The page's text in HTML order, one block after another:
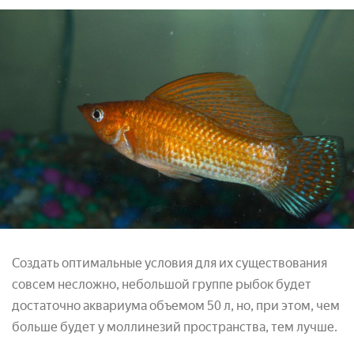
Создать оптимальные условия для их существования
совсем несложно, небольшой группе рыбок будет
достаточно аквариума объемом 50 л, но, при этом, чем
больше будет у моллинезий пространства, тем лучше.